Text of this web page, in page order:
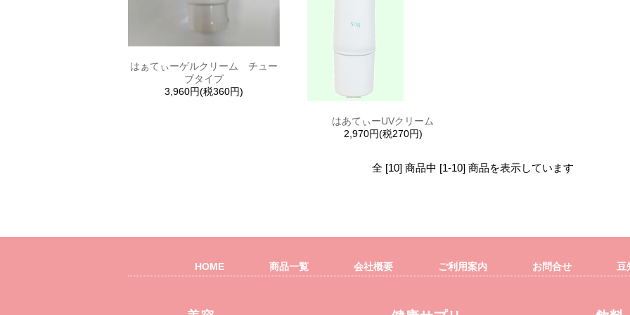
はぁてぃーゲルクリーム チュー
ブタイプ
3,960円(税360円)
はあてぃーUVクリーム
2,970円(税270円)
全 [10] 商品中 [1-10] 商品を表示しています
HOME 商品一覧 会社概要 ご利用案内 お問合せ 豆